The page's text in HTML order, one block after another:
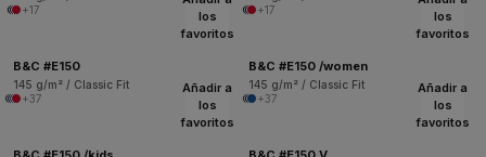
+17
+17
los
favoritos
B&C #E150
145 g/m² / Classic Fit
+37
los
favoritos
B&C #E150 /women
145 g/m² / Classic Fit
+37
Añadir a
los
favoritos
Añadir a
los
favoritos